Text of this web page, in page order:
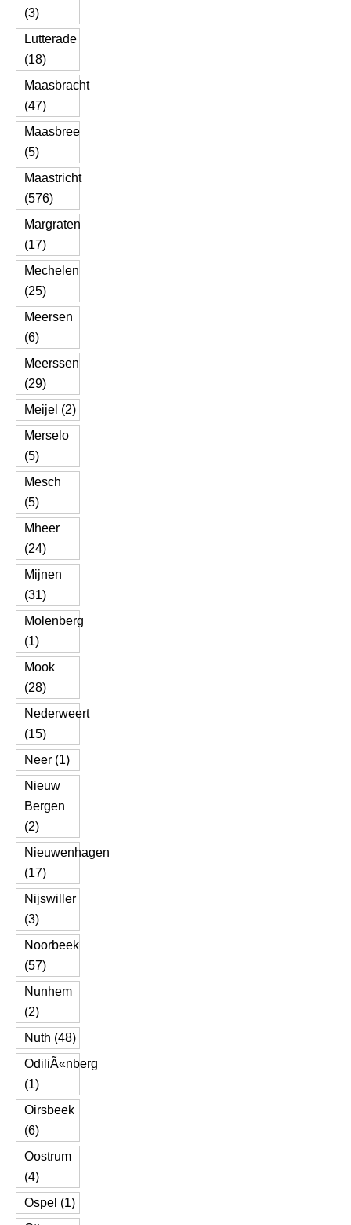
(3)
Lutterade
(18)
Maasbracht
(47)
Maasbree
(5)
Maastricht
(576)
Margraten
(17)
Mechelen
(25)
Meersen
(6)
Meerssen
(29)
Meijel (2)
Merselo
(5)
Mesch
(5)
Mheer
(24)
Mijnen
(31)
Molenberg
(1)
Mook
(28)
Nederweert
(15)
Neer (1)
Nieuw
Bergen
(2)
Nieuwenhagen
(17)
Nijswiller
(3)
Noorbeek
(57)
Nunhem
(2)
Nuth (48)
OdiliÃ«nberg
(1)
Oirsbeek
(6)
Oostrum
(4)
Ospel (1)